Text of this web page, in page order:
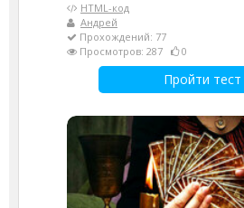
HTML-код
Андрей
Прохождений: 77
Просмотров: 287
0
Пройти тест